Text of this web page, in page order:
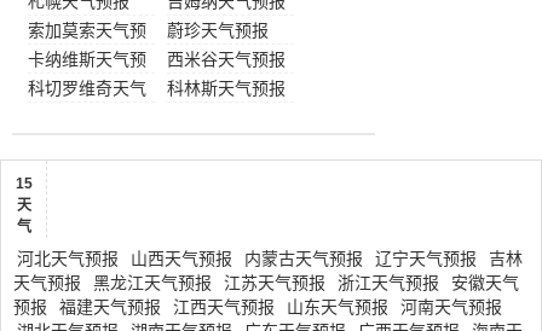
索加莫索天气预
报
蔚珍天气预报
卡纳维斯天气预
报
西米谷天气预报
科切罗维奇天气
科林斯天气预报
15
天
气
河北天气预报 山西天气预报 内蒙古天气预报 辽宁天气预报
吉林
天气预报
黑龙江天气预报 江苏天气预报 浙江天气预报
安徽天气
预报
福建天气预报 江西天气预报 山东天气预报
河南天气预报